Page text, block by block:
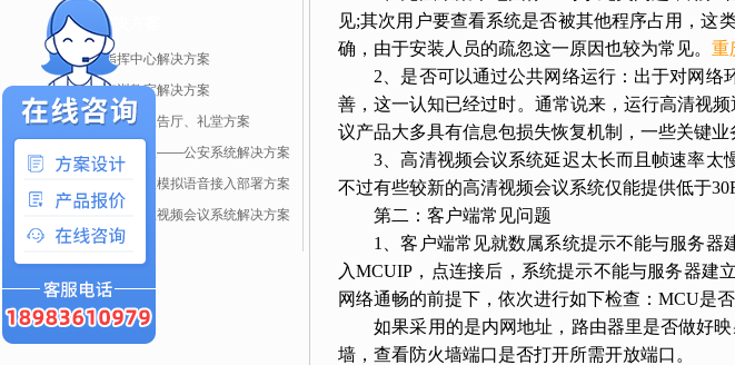
解决方案
指挥中心解决方案
培训教室解决方案
多功能报告厅、礼堂方案
视频会议——公安系统解决方案
视频会议模拟语音接入部署方案
针对企业视频会议系统解决方案
见;其次用户要查看系统是否被其他程序占用，这
确，由于安装人员的疏忽这一原因也较为常见。 重
2、是否可以通过公共网络运行：出于对网络
善，这一认知已经过时。通常说来，运行高清视
议产品大多具有信息包损失恢复机制，一些关键业
3、高清视频会议系统延迟太长而且帧速率太慢
不过有些较新的高清视频会议系统仅能提供低于
第二：客户端常见问题
1、客户端常见就数属系统提示不能与服务器
入MCUIP，点连接后，系统提示不能与服务器建
网络通畅的前提下，依次进行如下检查：MCU是
如果采用的是内网地址，路由器里是否做好映
墙，查看防火墙端口是否打开所需开放端口。